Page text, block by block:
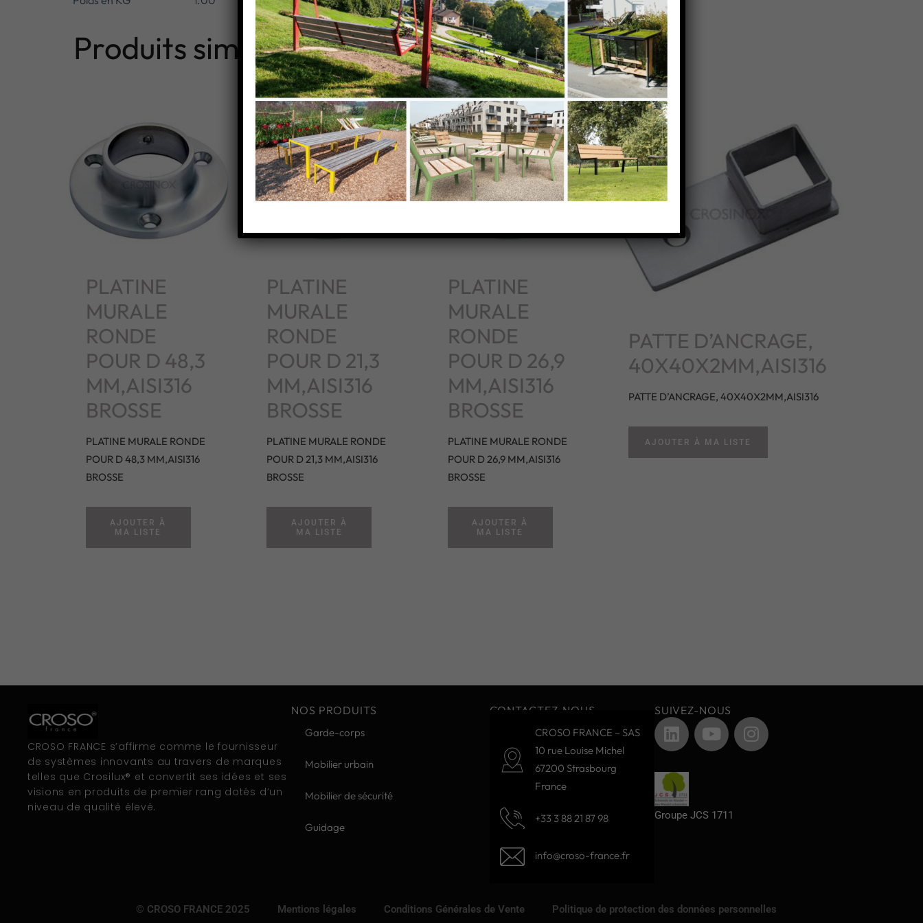
Produits similaires
PLATINE
MURALE
RONDE
POUR D 48,3
MM,AISI316
BROSSE
PLATINE MURALE RONDE
POUR D 48,3 MM,AISI316
BROSSE
AJOUTER À
MA LISTE
PLATINE
MURALE
RONDE
POUR D 21,3
MM,AISI316
BROSSE
PLATINE MURALE RONDE
POUR D 21,3 MM,AISI316
BROSSE
AJOUTER À
MA LISTE
PLATINE
MURALE
RONDE
POUR D 26,9
MM,AISI316
BROSSE
PLATINE MURALE RONDE
POUR D 26,9 MM,AISI316
BROSSE
AJOUTER À
MA LISTE
PATTE D’ANCRAGE,
40X40X2MM,AISI316
PATTE D’ANCRAGE, 40X40X2MM,AISI316
AJOUTER À MA LISTE
CROSO FRANCE s’affirme comme le fournisseur
de systèmes innovants au travers de marques
telles que Crosilux® et convertit ses idées et ses
visions en produits de premier rang dotés d’un
niveau de qualité élevé.
NOS PRODUITS
Garde-corps
Mobilier urbain
Mobilier de sécurité
Guidage
CONTACTEZ-NOUS
CROSO FRANCE – SAS
10 rue Louise Michel
67200 Strasbourg
France
+33 3 88 21 87 98
info@croso-france.fr
SUIVEZ-NOUS
Groupe JCS 1711
© CROSO FRANCE 2025 Mentions légales Conditions Générales de Vente Politique de protection des données personnelles